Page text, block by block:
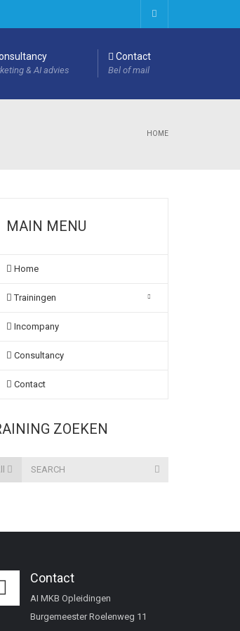
& AI advies
Contact
Bel of mail
HOME
MAIN MENU
Home
Trainingen
Incompany
Consultancy
Contact
ZOEKEN
Contact
AI MKB Opleidingen
Burgemeester Roelenweg 11